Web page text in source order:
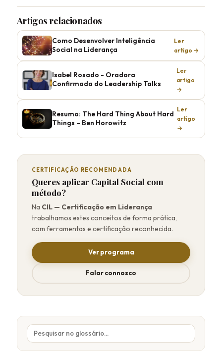
Artigos relacionados
Como Desenvolver Inteligência
Social na Liderança
Ler
artigo →
Isabel Rosado - Oradora
Confirmada do Leadership Talks
Ler
artigo
→
Resumo: The Hard Thing About Hard
Things – Ben Horowitz
Ler
artigo
→
CERTIFICAÇÃO RECOMENDADA
Queres aplicar Capital Social com
método?
Na CIL — Certificação em Liderança
trabalhamos estes conceitos de forma prática,
com ferramentas e certificação reconhecida.
Ver programa
Falar connosco